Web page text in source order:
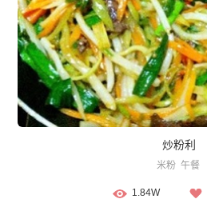
炒粉利
米粉 午餐
1.84W